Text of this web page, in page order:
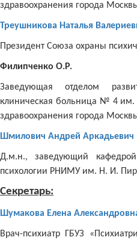
здравоохранения города
Треушникова Наталья
Президент Союза охраны
Филипченко О.Р.
Заведующая отделом
клиническая больница № 4 им.
здравоохранения города
Шмилович Андрей Аркадьевич
Д.м.н., заведующий
психологии РНИМУ им. Н. И.
Секретарь:
Шумакова Елена
Врач-психиатр ГБУЗ